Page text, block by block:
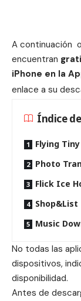
A continuación
encuentran
iPhone en la
enlace a su
Índice
Flying
Photo
Flick Ice
Shop&List
Music
No todas las
dispositivos,
disponibilidad.
Antes de